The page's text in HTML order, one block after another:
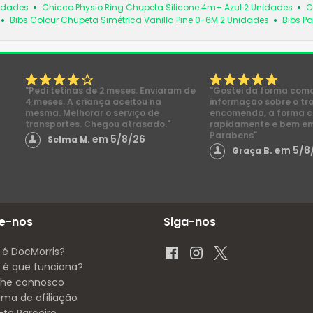
Chicco Physio Ring Chupeta Silicone 4m+ Azul 2 Unidades
Bibs Colour Chupeta Simétrica Vanilla Pine 0-6M 2 Unidades
Bibs
"Pedi tetinas de 2 meses. Enviaram de
4 meses. A criança aceitou na
mesma. Melhorar o serviço de
transportes. Chegou atrasado."
Selma M. em 5/8/26
"Gostei da forma
informação sobre o
encomenda, a forma
rapidamente e bem
Parabens"
Graça B.em 5/
nos
DocMorris?
que funciona?
connosco
de afiliação
Siga-nos